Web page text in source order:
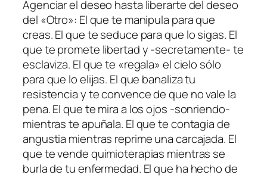
Agenciar el deseo hasta liberarte del deseo
del «Otro»: El que te manipula para que
creas. El que te seduce para que lo sigas. El
que te promete libertad y -secretamente- te
esclaviza. El que te «regala» el cielo sólo
para que lo elijas. El que banaliza tu
resistencia y te convence de que no vale la
pena. El que te mira a los ojos -sonriendo-
mientras te apuñala. El que te contagia de
angustia mientras reprime una carcajada. El
que te vende quimioterapias mientras se
burla de tu enfermedad. El que ha hecho de